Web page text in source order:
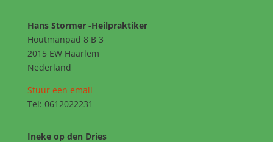
Hans Stormer -Heilpraktiker
Houtmanpad 8 B 3
2015 EW Haarlem
Nederland
Stuur een email
Tel: 0612022231
Ineke op den Dries